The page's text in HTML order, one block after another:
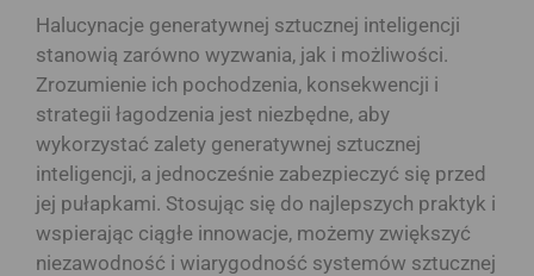
Halucynacje generatywnej sztucznej inteligencji
stanowią zarówno wyzwania, jak i możliwości.
Zrozumienie ich pochodzenia, konsekwencji i
strategii łagodzenia jest niezbędne, aby
wykorzystać zalety generatywnej sztucznej
inteligencji, a jednocześnie zabezpieczyć się przed
jej pułapkami. Stosując się do najlepszych praktyk i
wspierając ciągłe innowacje, możemy zwiększyć
niezawodność i wiarygodność systemów sztucznej